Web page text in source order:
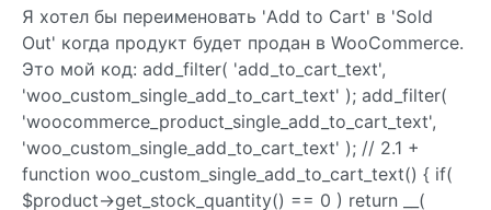
Я хотел бы переименовать 'Add to Cart' в 'Sold
Out' когда продукт будет продан в WooCommerce.
Это мой код: add_filter( 'add_to_cart_text',
'woo_custom_single_add_to_cart_text' ); add_filter(
'woocommerce_product_single_add_to_cart_text',
'woo_custom_single_add_to_cart_text' ); // 2.1 +
function woo_custom_single_add_to_cart_text() { if(
$product->get_stock_quantity() == 0 ) return __(